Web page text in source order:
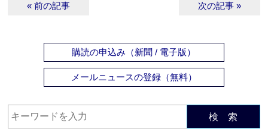
« 前の記事 次の記事 »
購読の申込み（新聞 / 電子版）
メールニュースの登録（無料）
検 索